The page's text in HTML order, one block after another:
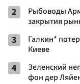
2
Рыбоводы
закрытия
3
Галкин*
Киеве
4
Зеленский
фон дер